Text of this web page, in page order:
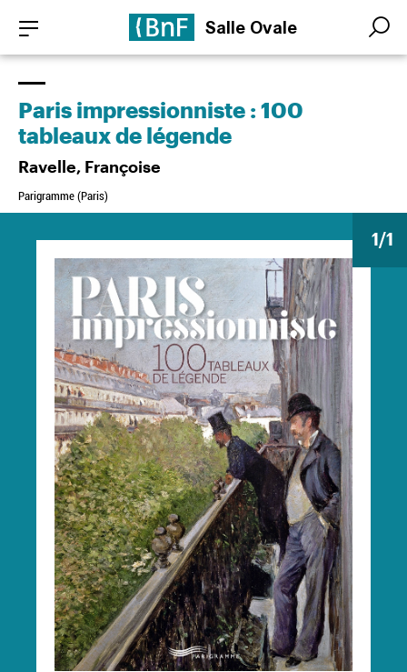
contenu
principal
Salle Ovale Search
Search
1/1
Paris impressionniste : 100
tableaux de légende
Ravelle, Françoise
Parigramme (Paris)
Panneau de gestion des cookies